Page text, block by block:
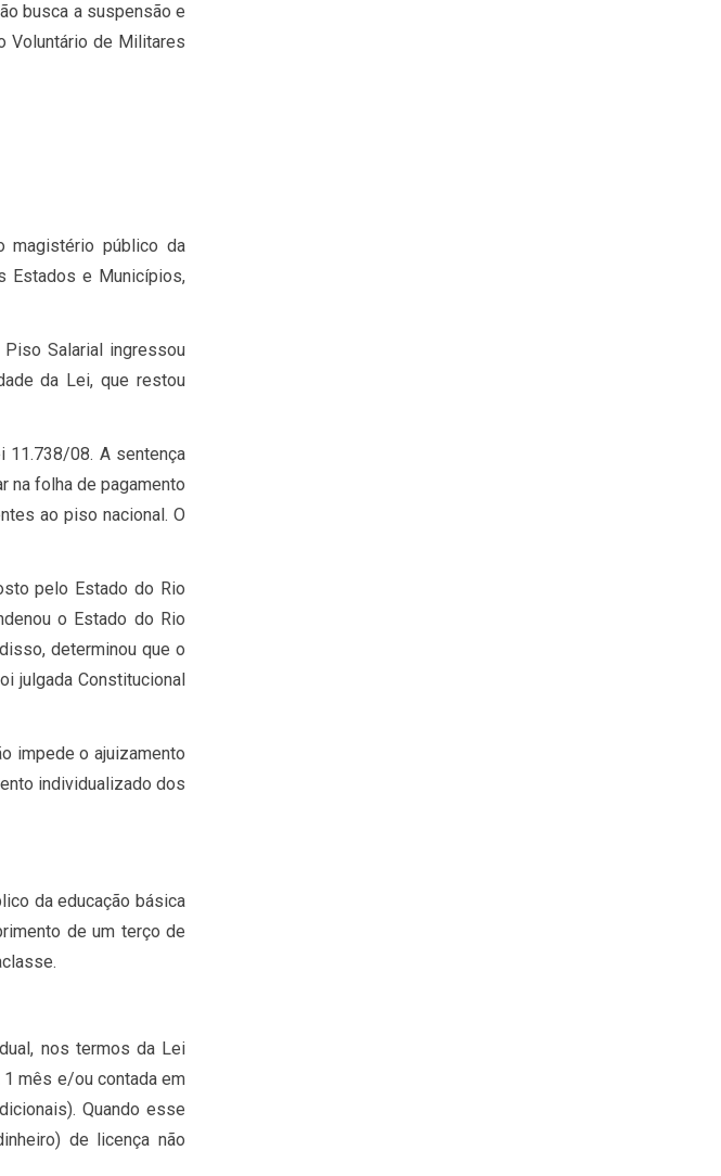
busca a suspensão e
Voluntário de Militares
magistério público da
Estados e Municípios,
Salarial ingressou
da Lei, que restou
11.738/08. A sentença
na folha de pagamento
ao piso nacional. O
pelo Estado do Rio
o Estado do Rio
determinou que o
julgada Constitucional
impede o ajuizamento
individualizado dos
da educação básica
de um terço de
nos termos da Lei
mês e/ou contada em
Quando esse
de licença não